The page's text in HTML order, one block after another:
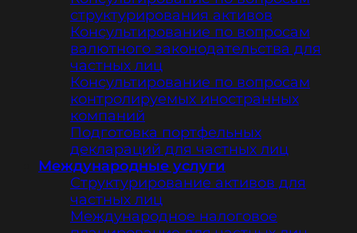
структурирования активов
Консультирование по вопросам
валютного законодательства для
частных лиц
Консультирование по вопросам
контролируемых иностранных
компаний
Подготовка портфельных
деклараций для частных лиц
Международные услуги
Структурирование активов для
частных лиц
Международное налоговое